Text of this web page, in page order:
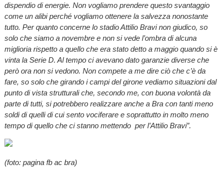
dispendio di energie. Non vogliamo prendere questo svantaggio
come un alibi perché vogliamo ottenere la salvezza nonostante
tutto. Per quanto concerne lo stadio Attilio Bravi non giudico, so
solo che siamo a novembre e non si vede l’ombra di alcuna
miglioria rispetto a quello che era stato detto a maggio quando si è
vinta la Serie D. Al tempo ci avevano dato garanzie diverse che
però ora non si vedono. Non compete a me dire ciò che c’è da
fare, so solo che girando i campi del girone vediamo situazioni dal
punto di vista strutturali che, secondo me, con buona volontà da
parte di tutti, si potrebbero realizzare anche a Bra con tanti meno
soldi di quelli di cui sento vociferare e soprattutto in molto meno
tempo di quello che ci stanno mettendo per l’Attilio Bravi”.
(foto: pagina fb ac bra)